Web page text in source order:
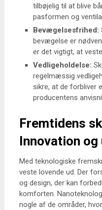
tilbøjelig til at blive
pasformen og
Bevægelsesfrihed:
bevægelse er
er det vigtigt, at
Vedligeholdelse:
regelmæssig
sikre, at de forbliver
producentens
Fremtidens
Innovation og
Med teknologiske
veste lovende ud. Der
og design, der kan
komforten.
nogle af de områder,